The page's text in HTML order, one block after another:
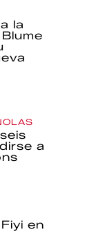
la
a
en